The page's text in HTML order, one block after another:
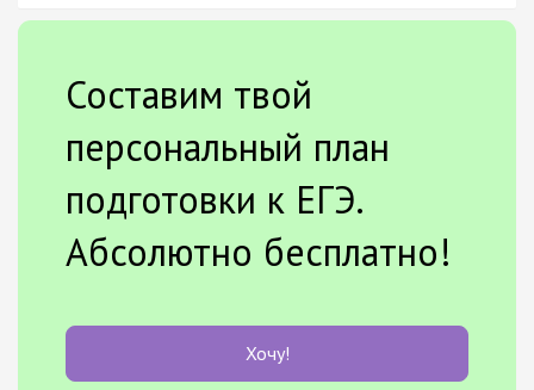
Составим твой
персональный план
подготовки к ЕГЭ.
Абсолютно бесплатно!
Хочу!